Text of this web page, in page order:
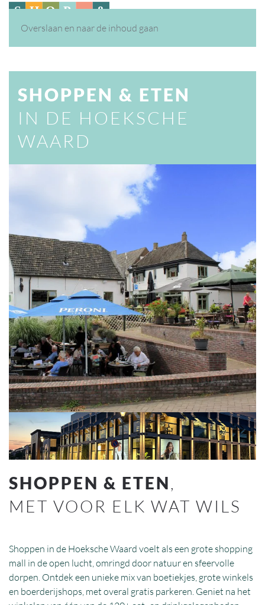
Overslaan en naar de inhoud gaan
SHOPPEN & ETEN
IN DE HOEKSCHE
WAARD
SHOPPEN & ETEN,
MET VOOR ELK WAT WILS
Shoppen in de Hoeksche Waard voelt als een grote shopping
mall in de open lucht, omringd door natuur en sfeervolle
dorpen. Ontdek een unieke mix van boetiekjes, grote winkels
en boerderijshops, met overal gratis parkeren. Geniet na het